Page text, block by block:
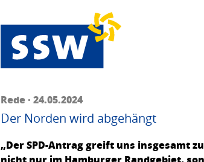
Rede · 24.05.2024
Der Norden wird abgehängt
„Der SPD-Antrag greift uns insgesamt
nicht nur im Hamburger Randgebiet,